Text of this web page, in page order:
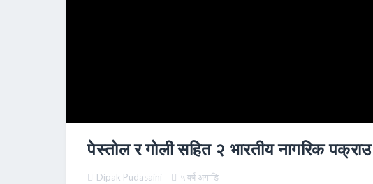
पेस्तोल र गोली सहित २ भारतीय नागरिक पक्राउ
Dipak Pudasaini ५ वर्ष अगाडि